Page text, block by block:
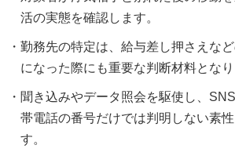
活の実態を確認します。
勤務先の特定は、給与差し押さえな
になった際にも重要な判断材料となり
聞き込みやデータ照会を駆使し、
帯電話の番号だけでは判明しない素
す。